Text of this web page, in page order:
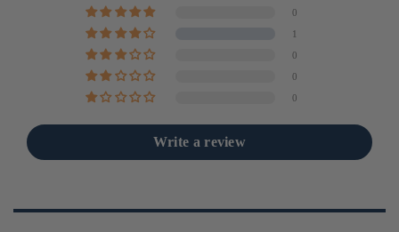
0
1
0
0
0
Write a review